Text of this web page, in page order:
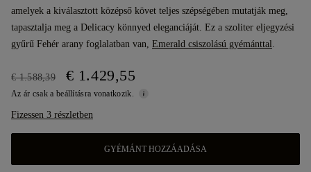
amelyek a kiválasztott középső követ teljes szépségében mutatják meg,
tapasztalja meg a Delicacy könnyed eleganciáját. Ez a szoliter eljegyzési
gyűrű Fehér arany foglalatban van, Emerald csiszolású gyémánttal.
€ 1.588,39 € 1.429,55
Az ár csak a beállításra vonatkozik.
Fizessen 3 részletben
GYÉMÁNT HOZZÁADÁSA